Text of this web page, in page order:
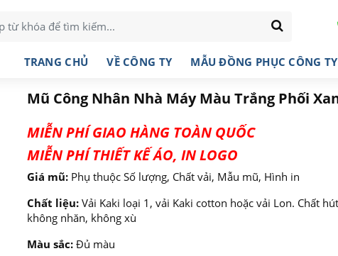
TRANG CHỦ VỀ CÔNG TY MẪU ĐỒNG PHỤC CÔNG TY
Mũ Công Nhân Nhà Máy Màu Trắng Phối
MIỄN PHÍ GIAO HÀNG TOÀN QUỐC
MIỄN PHÍ THIẾT KẾ ÁO, IN LOGO
Giá mũ:Phụ thuộc Số lượng, Chất vải, Mẫu mũ, Hình in
Chất liệu:Vải Kaki loại 1, vải Kaki cotton hoặc vải Lon. Chất
không nhăn, không xù
Màu sắc: Đủ màu